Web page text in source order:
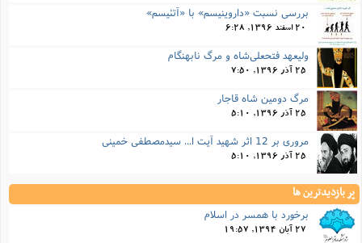
بررسي نسبت «داروينيسم» با «آتئيسم»
20 اسفند 1396, 6:28
ولیعهد فتحعلی‌شاه و مرگ نابهنگام
25 آذر 1396, 7:50
مرگ دومین شاه قاجار
25 آذر 1396, 5:10
مروری بر 12 اثر شهید آیت ا... سیدمصطفی خمینی
25 آذر 1396, 5:10
پر بازدیدترین ها
برخورد با همسر در اسلام
27 آبان 1394, 19:57